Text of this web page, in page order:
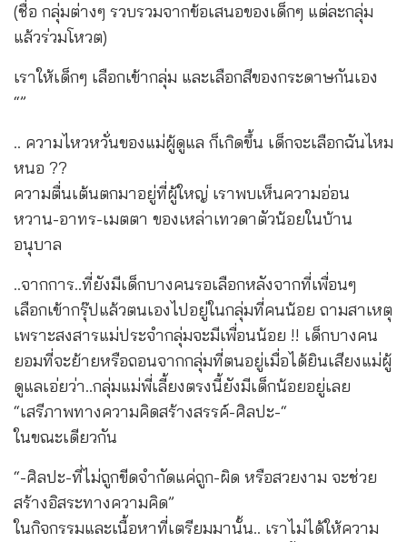
(ชื่อ กลุ่มต่างๆ รวบรวมจากข้อเสนอของเด็กๆ แต่ละกลุ่ม
แล้วร่วมโหวต)
เราให้เด็กๆ เลือกเข้ากลุ่ม และเลือกสีของกระดาษกันเอง
“”
.. ความไหวหวั่นของแม่ผู้ดูแล ก็เกิดขึ้น เด็กจะเลือกฉันไหม
หนอ ??
ความตื่นเต้นตกมาอยู่ที่ผู้ใหญ่ เราพบเห็นความอ่อน
หวาน-อาทร-เมตตา ของเหล่าเทวดาตัวน้อยในบ้าน
อนุบาล
..จากการ..ที่ยังมีเด็กบางคนรอเลือกหลังจากที่เพื่อนๆ
เลือกเข้ากรุ๊ปแล้วตนเองไปอยู่ในกลุ่มที่คนน้อย ถามสาเหตุ
เพราะสงสารแม่ประจำกลุ่มจะมีเพื่อนน้อย !! เด็กบางคน
ยอมที่จะย้ายหรือถอนจากกลุ่มที่ตนอยู่เมื่อได้ยินเสียงแม่ผู้
ดูแลเอ่ยว่า..กลุ่มแม่พี่เลี้ยงตรงนี้ยังมีเด็กน้อยอยู่เลย
“เสรีภาพทางความคิดสร้างสรรค์-ศิลปะ-“
ในขณะเดียวกัน
“-ศิลปะ-ที่ไม่ถูกขีดจำกัดแค่ถูก-ผิด หรือสวยงาม จะช่วย
สร้างอิสระทางความคิด”
ในกิจกรรมและเนื้อหาที่เตรียมมานั้น.. เราไม่ได้ให้ความ